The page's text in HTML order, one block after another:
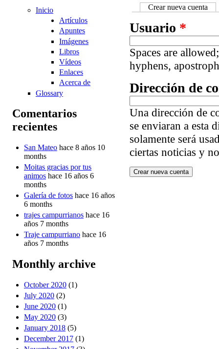
Inicio
Artículos
Apuntes
Imágenes
Libros
Vídeos
Enlaces
Acerca de
Glossary
Comentarios
recientes
San Mateo hace 8 años 10
months
Moitas gracias por tus
animos hace 16 años 6
months
Galería de fotos hace 16 años
6 months
trajes campurrianos hace 16
años 7 months
Traje campurriano hace 16
años 7 months
Monthly archive
October 2020 (1)
July 2020 (2)
June 2020 (1)
May 2020 (3)
January 2018 (5)
December 2017 (1)
Crear nueva cuenta
Usuario *
Spaces are
hyphens,
Dirección de
Una dirección de
se enviaran a esta
solamente será
ciertas noticias y